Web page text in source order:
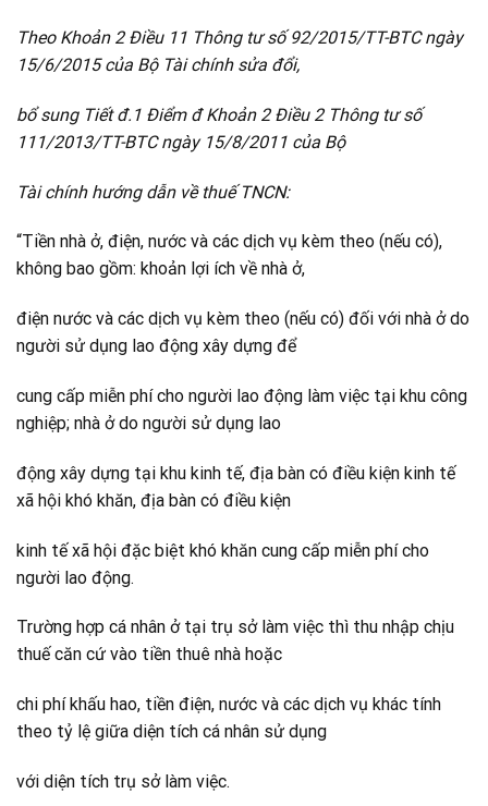
Theo Khoản 2 Điều 11 Thông tư số 92/2015/TT-BTC ngày
15/6/2015 của Bộ Tài chính sửa đổi,
bổ sung Tiết đ.1 Điểm đ Khoản 2 Điều 2 Thông tư số
111/2013/TT-BTC ngày 15/8/2011 của Bộ
Tài chính hướng dẫn về thuế TNCN:
“Tiền nhà ở, điện, nước và các dịch vụ kèm theo (nếu có),
không bao gồm: khoản lợi ích về nhà ở,
điện nước và các dịch vụ kèm theo (nếu có) đối với nhà ở do
người sử dụng lao động xây dựng để
cung cấp miễn phí cho người lao động làm việc tại khu công
nghiệp; nhà ở do người sử dụng lao
động xây dựng tại khu kinh tế, địa bàn có điều kiện kinh tế
xã hội khó khăn, địa bàn có điều kiện
kinh tế xã hội đặc biệt khó khăn cung cấp miễn phí cho
người lao động.
Trường hợp cá nhân ở tại trụ sở làm việc thì thu nhập chịu
thuế căn cứ vào tiền thuê nhà hoặc
chi phí khấu hao, tiền điện, nước và các dịch vụ khác tính
theo tỷ lệ giữa diện tích cá nhân sử dụng
với diện tích trụ sở làm việc.